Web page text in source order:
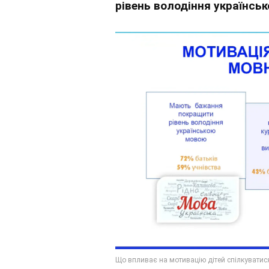
рівень володіння